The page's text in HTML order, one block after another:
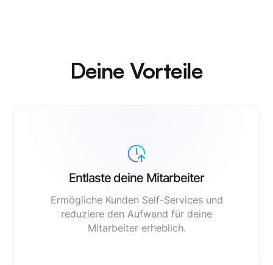
Deine Vorteile
Entlaste deine Mitarbeiter
Ermögliche Kunden Self-Services und
reduziere den Aufwand für deine
Mitarbeiter erheblich.